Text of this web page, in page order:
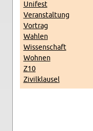
Uni­fest
Ver­an­stal­tung
Vor­trag
Wah­len
Wis­sen­schaft
Woh­nen
Z10
Zi­vil­klau­sel